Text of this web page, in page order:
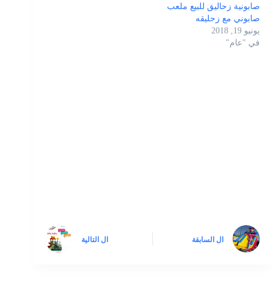
صابونية زحاليق للبيع ملعب
صابوني مع زحليقه
يونيو 19, 2018
في "عام"
ال السابقة ال التالية